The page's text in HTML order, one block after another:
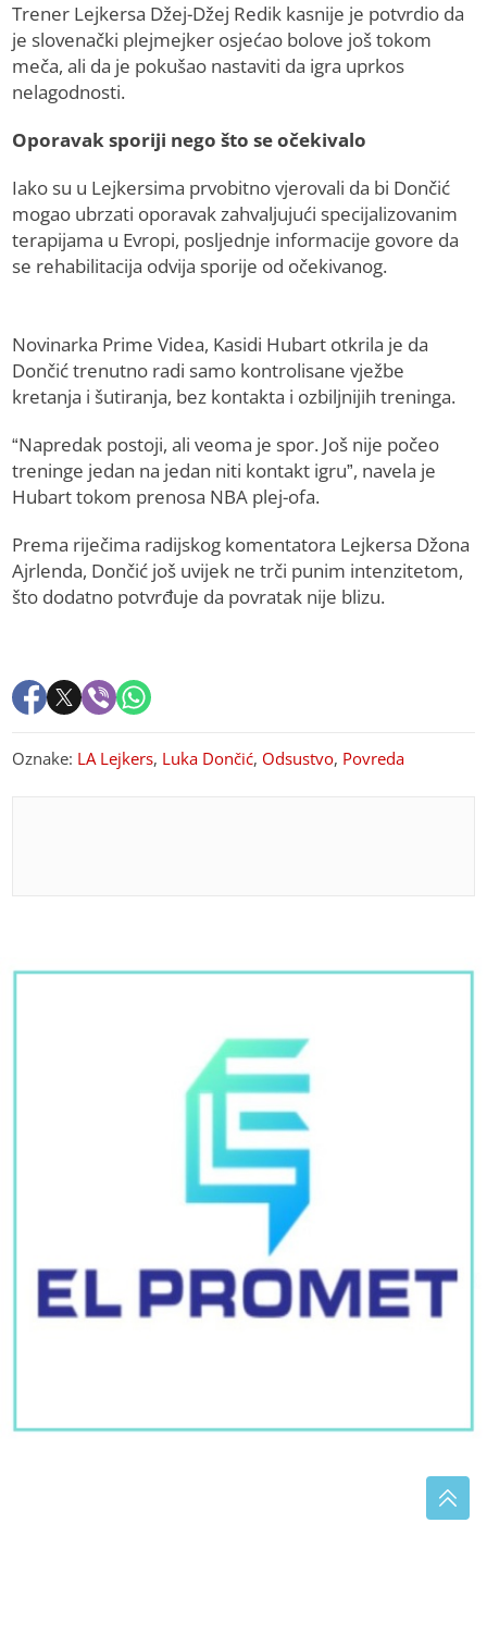
Trener Lejkersa Džej-Džej Redik kasnije je potvrdio da
je slovenački plejmejker osjećao bolove još tokom
meča, ali da je pokušao nastaviti da igra uprkos
nelagodnosti.
Oporavak sporiji nego što se očekivalo
Iako su u Lejkersima prvobitno vjerovali da bi Dončić
mogao ubrzati oporavak zahvaljujući specijalizovanim
terapijama u Evropi, posljednje informacije govore da
se rehabilitacija odvija sporije od očekivanog.
Novinarka Prime Videa, Kasidi Hubart otkrila je da
Dončić trenutno radi samo kontrolisane vježbe
kretanja i šutiranja, bez kontakta i ozbiljnijih treninga.
“Napredak postoji, ali veoma je spor. Još nije počeo
treninge jedan na jedan niti kontakt igru”, navela je
Hubart tokom prenosa NBA plej-ofa.
Prema riječima radijskog komentatora Lejkersa Džona
Ajrlenda, Dončić još uvijek ne trči punim intenzitetom,
što dodatno potvrđuje da povratak nije blizu.
Oznake: LA Lejkers, Luka Dončić, Odsustvo, Povreda
Crnadak otkrio u kakvom je
(VIDEO) OVO MOŽE SAMO U
Pogledajte šta su "stručnjaci"
napravili na cesti, vozači u nevjerici
pitaju "KOJOM STRANOM DA
VOZIMO"
Užas u Beogradu: Djevojčica (15)
izbola djevojku (18), pa nož slomila i
bacila